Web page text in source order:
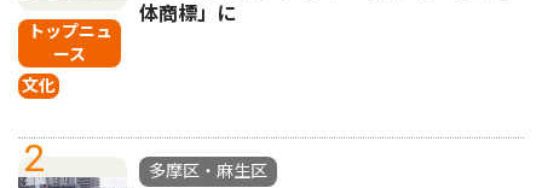
トップニュ
ース
文化
体商標」に
2
多摩区・麻生区